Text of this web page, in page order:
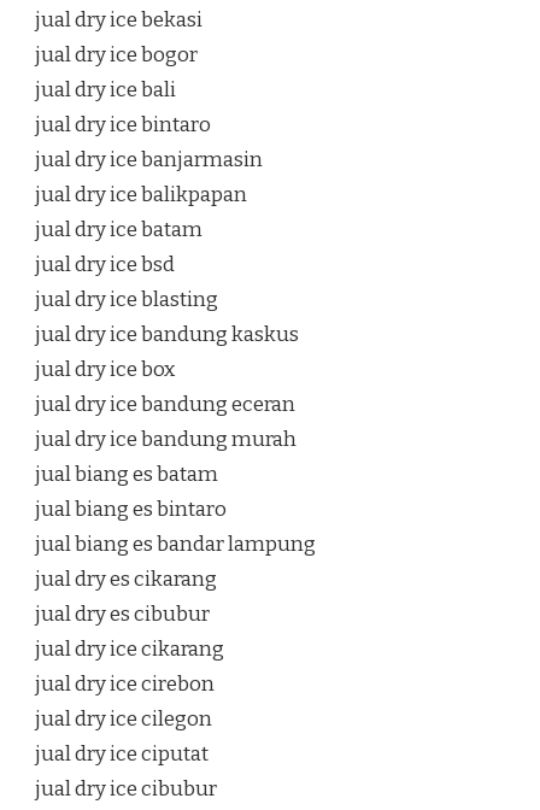
jual dry ice bekasi
jual dry ice bogor
jual dry ice bali
jual dry ice bintaro
jual dry ice banjarmasin
jual dry ice balikpapan
jual dry ice batam
jual dry ice bsd
jual dry ice blasting
jual dry ice bandung kaskus
jual dry ice box
jual dry ice bandung eceran
jual dry ice bandung murah
jual biang es batam
jual biang es bintaro
jual biang es bandar lampung
jual dry es cikarang
jual dry es cibubur
jual dry ice cikarang
jual dry ice cirebon
jual dry ice cilegon
jual dry ice ciputat
jual dry ice cibubur